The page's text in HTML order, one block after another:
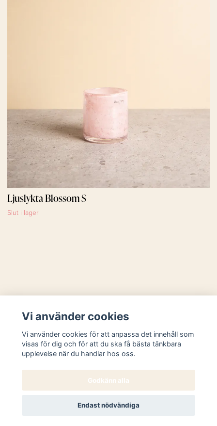
Ljuslykta Blossom S
Slut i lager
Sociala medier
© 2026 Butik Västanhem
Vi använder cookies
Vi använder cookies för att anpassa det innehåll som
visas för dig och för att du ska få bästa tänkbara
upplevelse när du handlar hos oss.
Godkänn alla
Endast nödvändiga